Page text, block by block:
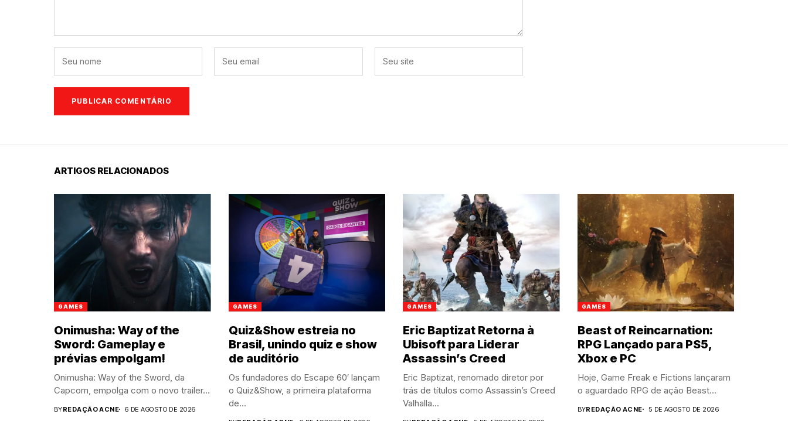
ARTIGOS RELACIONADOS
GAMES
Onimusha: Way of the
Sword: Gameplay e
prévias empolgam!
Onimusha: Way of the Sword, da
Capcom, empolga com o novo trailer...
BYREDAÇÃO ACNE 6 DE AGOSTO DE 2026
GAMES
Quiz&Show estreia no
Brasil, unindo quiz e show
de auditório
Os fundadores do Escape 60′ lançam
o Quiz&Show, a primeira plataforma
de...
GAMES
Eric Baptizat Retorna à
Ubisoft para Liderar
Assassin’s Creed
Eric Baptizat, renomado diretor por
trás de títulos como Assassin’s Creed
Valhalla...
GAMES
Beast of Reincarnation:
RPG Lançado para PS5,
Xbox e PC
Hoje, Game Freak e Fictions lançaram
o aguardado RPG de ação Beast...
BYREDAÇÃO ACNE 5 DE AGOSTO DE 2026